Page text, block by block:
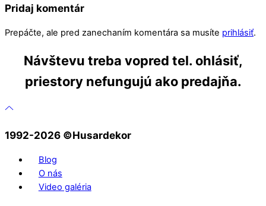
Pridaj komentár
Prepáčte, ale pred zanechaním komentára sa musíte prihlásiť.
Návštevu treba vopred tel. ohlásiť,
priestory nefungujú ako predajňa.
1992-2026 ©️Husardekor
Blog
O nás
Video galéria